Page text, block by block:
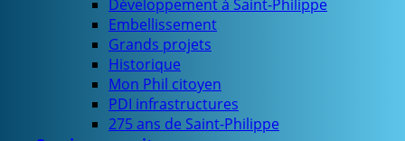
Développement à Saint-Philippe
Embellissement
Grands projets
Historique
Mon Phil citoyen
PDI infrastructures
275 ans de Saint-Philippe